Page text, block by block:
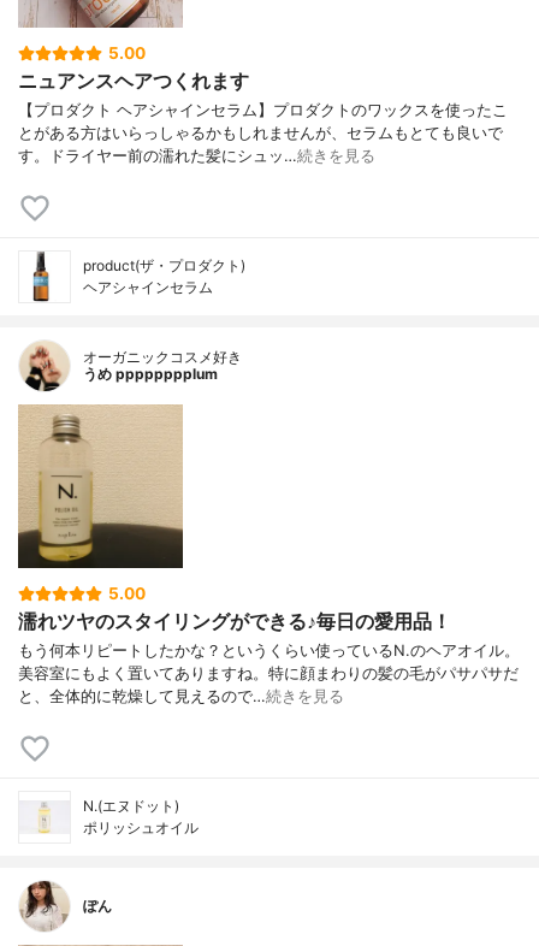
5.00
ニュアンスヘアつくれます
【プロダクト ヘアシャインセラム】プロダクトのワックスを使ったこ
とがある方はいらっしゃるかもしれませんが、セラムもとても良いで
す。ドライヤー前の濡れた髪にシュッ…続きを見る
product(ザ・プロダクト)
ヘアシャインセラム
オーガニックコスメ好き
うめ pppppppplum
5.00
濡れツヤのスタイリングができる♪毎日の愛用品！
もう何本リピートしたかな？というくらい使っているN.のヘアオイル。
美容室にもよく置いてありますね。特に顔まわりの髪の毛がパサパサだ
と、全体的に乾燥して見えるので…続きを見る
N.(エヌドット)
ポリッシュオイル
ぽん